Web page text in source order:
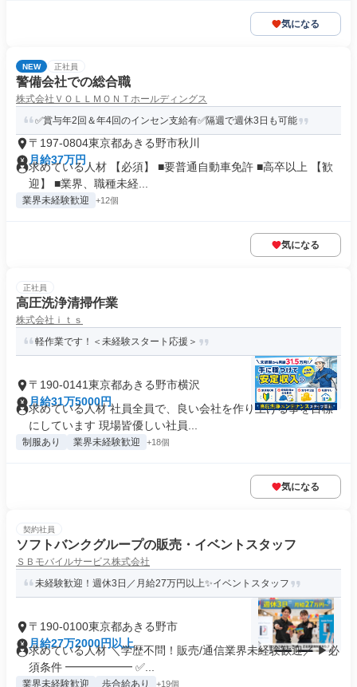
気になる
NEW 正社員
警備会社での総合職
株式会社ＶＯＬＬＭＯＮＴホールディングス
✅賞与年2回＆年4回のインセン支給有✅隔週で週休3日も可能
〒197-0804東京都あきる野市秋川
月給37万円
求めている人材 【必須】 ■要普通自動車免許 ■高卒以上 【歓
迎】 ■業界、職種未経...
業界未経験歓迎 +12個
気になる
正社員
高圧洗浄清掃作業
株式会社ｉｔｓ
軽作業です！＜未経験スタート応援＞
〒190-0141東京都あきる野市横沢
月給31万5000円
求めている人材 社員全員で、良い会社を作り上げる事を目標
にしています 現場皆優しい社員...
制服あり 業界未経験歓迎 +18個
気になる
契約社員
ソフトバンクグループの販売・イベントスタッフ
ＳＢモバイルサービス株式会社
未経験歓迎！週休3日／月給27万円以上✨イベントスタッフ
〒190-0100東京都あきる野市
月給27万2000円以上
求めている人材 ＼学歴不問！販売/通信業界未経験歓迎／ ▶必
須条件 ━━━━━━ ✅...
業界未経験歓迎 歩合給あり +19個